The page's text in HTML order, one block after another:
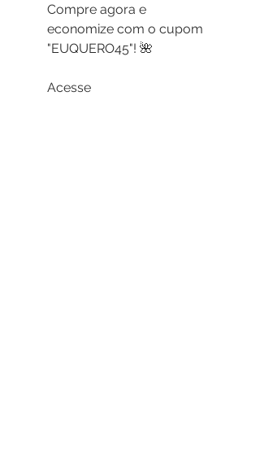
Compre agora e
economize com o cupom
"EUQUERO45"! 🌺
Acesse